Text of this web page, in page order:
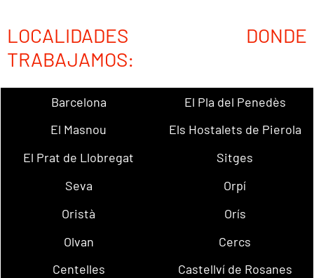
LOCALIDADES DONDE
TRABAJAMOS:
Barcelona
El Pla del Penedès
El Masnou
Els Hostalets de Pierola
El Prat de Llobregat
Sitges
Seva
Orpí
Oristà
Orís
Olvan
Cercs
Centelles
Castellví de Rosanes